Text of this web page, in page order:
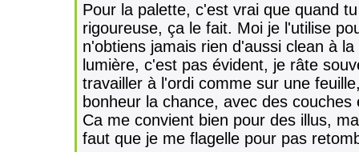
Pour la palette, c'est vrai que quand
rigoureuse, ça le fait. Moi je l'utilise
n'obtiens jamais rien d'aussi clean à
lumière, c'est pas évident, je râte
travailler à l'ordi comme sur une
bonheur la chance, avec des
Ca me convient bien pour des illus,
faut que je me flagelle pour pas